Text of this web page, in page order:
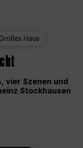
Großes Haus
vier Szenen und
Stockhausen